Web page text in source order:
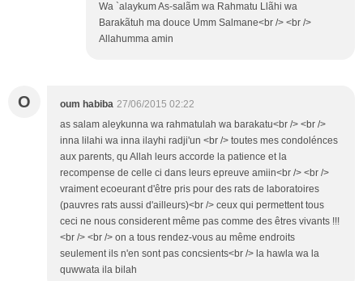
Wa `alaykum As-salãm wa Rahmatu Llãhi wa
Barakãtuh ma douce Umm Salmane<br /> <br />
Allahumma amin
O oum habiba 27/06/2015 02:22
as salam aleykunna wa rahmatulah wa barakatu<br /> <br />
inna lilahi wa inna ilayhi radji'un <br /> toutes mes condolénces
aux parents, qu Allah leurs accorde la patience et la
recompense de celle ci dans leurs epreuve amiin<br /> <br />
vraiment ecoeurant d'être pris pour des rats de laboratoires
(pauvres rats aussi d'ailleurs)<br /> ceux qui permettent tous
ceci ne nous considerent même pas comme des êtres vivants !!!
<br /> <br /> on a tous rendez-vous au même endroits
seulement ils n'en sont pas concsients<br /> la hawla wa la
quwwata ila bilah